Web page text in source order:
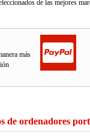
de las mejores
más
de ordenadores